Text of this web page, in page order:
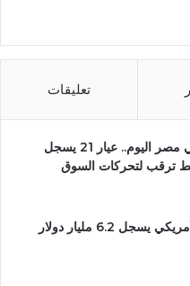
تعليقات
أسعار الذهب في مصر اليوم.. عيار 21 يسجل
6.2 مليار دولار